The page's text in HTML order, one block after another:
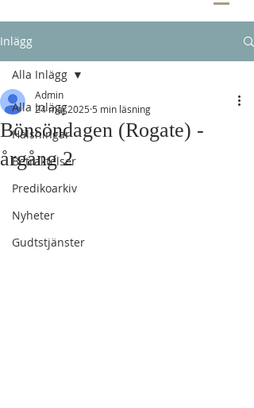
Inlägg
Alla Inlägg
Hälsningar
Betraktelser
Predikoarkiv
Nyheter
Gudtstjänster
Alla Inlägg
Bönsöndagen (Rogate) -
årgång 2
Admin
24 maj 2025 5 min läsning